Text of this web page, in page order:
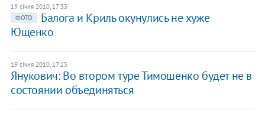
19 січня 2010, 17:33
ФОТО
Балога и Криль окунулись не хуже
Ющенко
19 січня 2010, 17:25
Янукович: Во втором туре Тимошенко будет не в
состоянии объединяться